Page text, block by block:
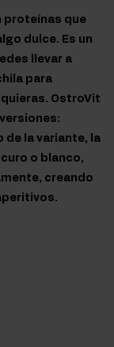
proteínas que
dulce. Es un
llevar a
para
OstroVit
de la variante, la
o blanco,
creando